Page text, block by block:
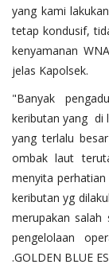
yang kami
tetap kondusif,
kenyamanan
jelas Kapolsek.
"Banyak
keributan yang di
yang terlalu
ombak laut
menyita
keributan yg
merupakan salah
pengelolaan
.GOLDEN BLUE